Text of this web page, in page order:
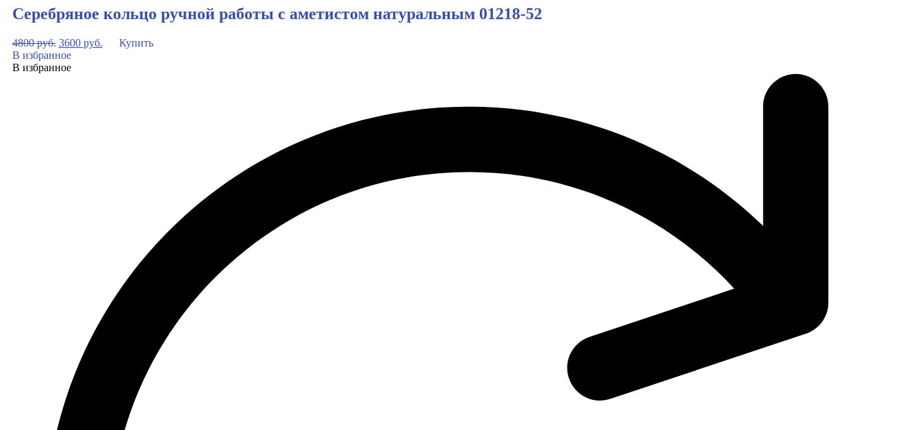
Серебряное кольцо ручной работы с аметистом натуральным 01218-52
4800руб. 3600 руб.
Купить
В избранное
В избранное